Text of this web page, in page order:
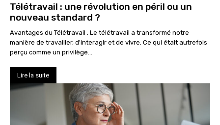
Télétravail : une révolution en péril ou un
nouveau standard ?
Avantages du Télétravail . Le télétravail a transformé notre
manière de travailler, d'interagir et de vivre. Ce qui était autrefois
perçu comme un privilège...
Lire la suite